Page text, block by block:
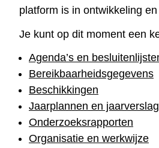
platform is in ontwikkeling
Je kunt op dit moment een
Agenda’s en
Bereikbaarheidsgegevens
Beschikkingen
Jaarplannen en
Onderzoeksrapporten
Organisatie en werkwijze